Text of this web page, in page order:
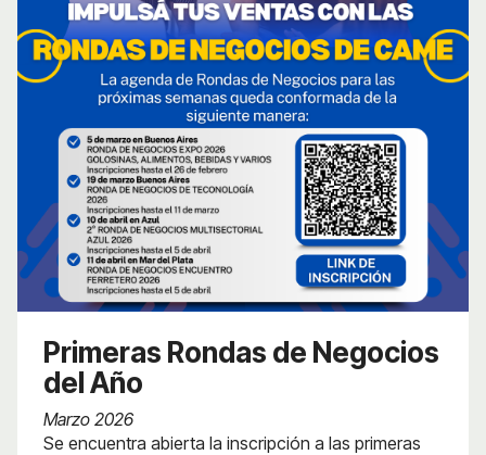
Primeras Rondas de Negocios
del Año
Marzo 2026
Se encuentra abierta la inscripción a las primeras